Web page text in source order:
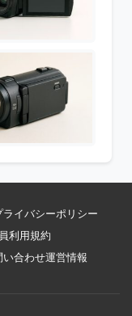
ライバシーポリシー
利用規約
い合わせ運営情報